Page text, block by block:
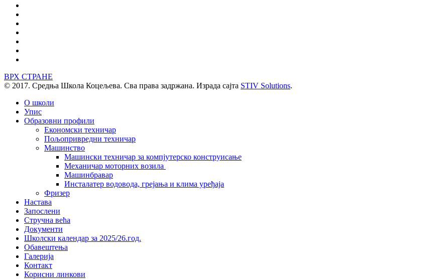
ВРХ СТРАНЕ
© 2017. Средња Школа Коцељева. Сва права задржана. Израда сајта STIV Solutions.
О школи
Упис
Образовни профили
Економски техничар
Пољопривредни техничар
Машинство
Машински техничар за компјутерско конструисање
Механичар моторних возила
Машинбравар
Инсталатер водовода, грејања и клима уређаја
Фризер
Настава
Запослени
Стручна већа
Документи
Школски календар за 2025/26.год.
Обавештења
Галерија
Контакт
Корисни линкови